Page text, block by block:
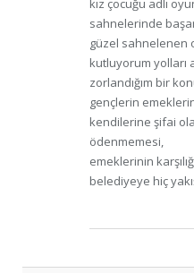
kız çocuğu adlı
sahnelerinde
güzel sahnelenen
kutluyorum yolları
zorlandığım bir
gençlerin
kendilerine şifai
ödenmemesi,
emeklerinin
belediyeye hiç